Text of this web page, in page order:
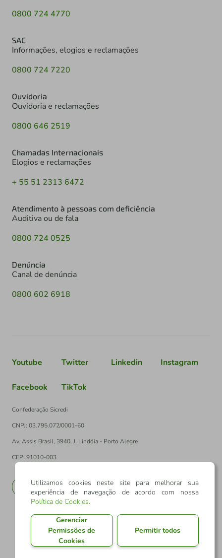
0800 724 4770
SAC
Informações, elogios e reclamações
0800 724 7220
Ouvidoria
Ouvidoria e reclamações
0800 646 2519
Chamadas Internacionais
Elogios e reclamações
+ 55 51 2313 6472
Atendimento à pessoas com deficiência
Auditiva ou de fala
0800 724 0525
Denúncia
Canal de denúncia
0800 602 6918
Youtube Twitter Linkedin Instagram
Facebook TikTok
Confederação Sicredi
CNPJ: 03.795.072/0001-60
Av. Assis Brasil, 3940, J. Lindóia - Porto Alegre
CEP: 91010-003
EN
Utilizamos cookies neste site para melhorar sua
experiência de navegação de acordo com nossa
Política de Cookies.
Gerenciar
Permissões de
Cookies
Permitir todos